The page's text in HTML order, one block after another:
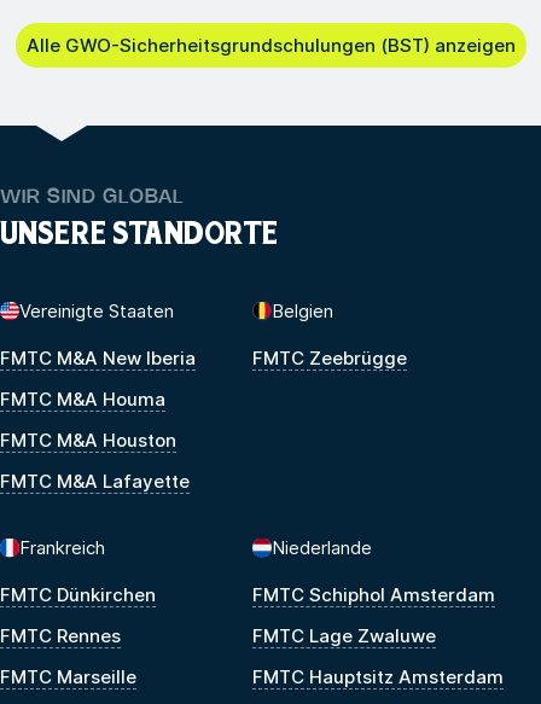
Alle GWO-Sicherheitsgrundschulungen (BST) anzeigen
WIR SIND GLOBAL
UNSERE STANDORTE
Vereinigte Staaten
FMTC M&A New Iberia
FMTC M&A Houma
FMTC M&A Houston
FMTC M&A Lafayette
Belgien
FMTC Zeebrügge
Frankreich
FMTC Dünkirchen
FMTC Rennes
FMTC Marseille
Niederlande
FMTC Schiphol Amsterdam
FMTC Lage Zwaluwe
FMTC Hauptsitz Amsterdam